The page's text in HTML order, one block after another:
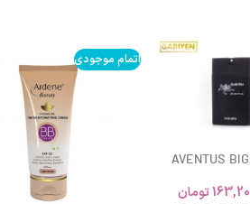
AVENTUS
تومان
اتمام موجودی